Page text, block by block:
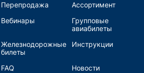
Перепродажа
Ассортимент
Вебинары
Групповые
авиабилеты
Железнодорожные
билеты
Инструкции
FAQ
Новости